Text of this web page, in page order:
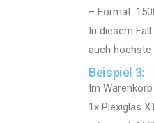
– Format:
In diesem
auch höchste
Beispiel 3:
Im Warenkorb
1x Plexiglas